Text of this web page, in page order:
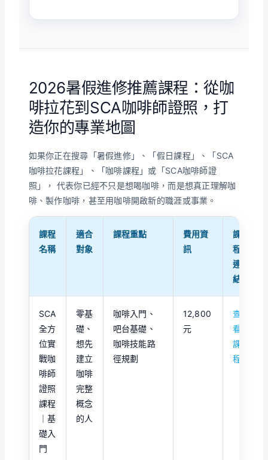
2026暑假進修推薦課程：從咖
啡拉花到SCA咖啡師證照，打
造你的專業地圖
如果你正在搜尋「暑假進修」、「假日課程」、「SCA
咖啡拉花課程」、「咖啡課程」或「SCA咖啡師證
照」， 代表你已經不只是想喝咖啡，而是想真正理解咖
啡、製作咖啡，甚至用咖啡開啟新的職涯或事業。
課程
名稱
適合
對象
課程重點
費用資
訊
課
程
連
結
SCA
全方
位實
戰咖
啡師
證照
課程
｜基
礎入
門
零基
礎、
想先
建立
咖啡
完整
概念
的人
咖啡入門、
吧台基礎、
咖啡技能路
徑規劃
12,800
元
查
看
課
程